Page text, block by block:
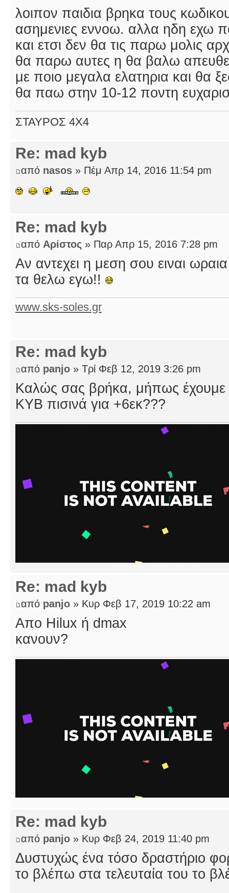
λοιπον παιδια βρηκα τους
ασημενιες εννοω. αλλα ηδη εχω
και ετσι δεν θα τις παρω μολις
θα παρω αυτες η θα βαλω
με ποιο μεγαλα ελατηρια και θα
θα παω στην 10-12 ποντη
ΣΤΑΥΡΟΣ 4Χ4
Re: mad kyb
από nasos » Πέμ Απρ 14, 2016 11:54 pm
Re: mad kyb
από Αρίστος » Παρ Απρ 15, 2016 7:28 pm
Αν αντεχει η μεση σου ειναι
τα θελω εγω!!
www.sks-soles.gr
Re: mad kyb
από panjo » Τρί Φεβ 12, 2019 3:26 pm
Καλώς σας βρήκα, μήπως έχουμε
ΚΥΒ πισινά για +6εκ???
Re: mad kyb
από panjo » Κυρ Φεβ 17, 2019 10:22 am
Απο Hilux ή dmax
κανουν?
Re: mad kyb
από panjo » Κυρ Φεβ 24, 2019 11:40 pm
Δυστυχώς ένα τόσο δραστήριο
το βλέπω στα τελευταία του το